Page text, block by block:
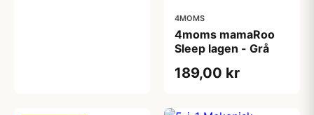
4MOMS
4moms mamaRoo
Sleep lagen - Grå
189,00 kr